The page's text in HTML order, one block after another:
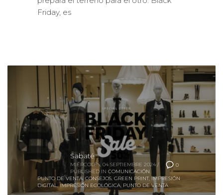
Friday, es
Sabaté
MIÉRCOLES, 04 SEPTIEMBRE 2024
PUBLISHED IN COMUNICACIÓN
PUNTO DE VENTA,CONSEJOS,GREEN PRINT,
IMPRESIÓN
DIGITAL,IMPRESIÓN ECOLÓGICA,PUNTO DE VENTA